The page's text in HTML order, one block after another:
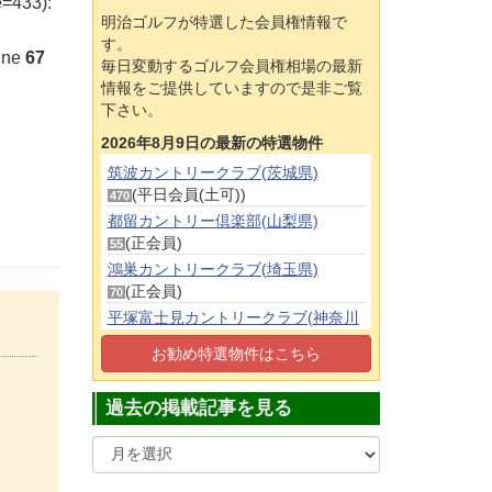
67
明治ゴルフが特選した会員権情報で
す。
毎日変動するゴルフ会員権相場の最新
情報をご提供していますので是非ご覧
下さい。
2026年8月9日の最新の特選物件
筑波カントリークラブ(茨城県)
470(平日会員(土可))
都留カントリー倶楽部(山梨県)
55(正会員)
鴻巣カントリークラブ(埼玉県)
70(正会員)
平塚富士見カントリークラブ(神奈川
県)
(平日会員(土可))
80(正会員)
お勧め特選物件はこちら
過去の掲載記事を見る